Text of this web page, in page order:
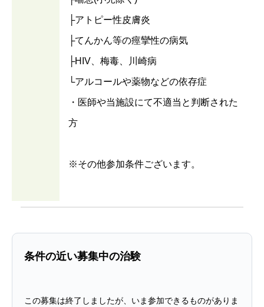
├アトピー性皮膚炎
├てんかん等の痙攣性の病気
├HIV、梅毒、川崎病
└アルコールや薬物などの依存症
・医師や当施設にて不適当と判断された
方
※その他参加条件ございます。
条件の近い募集中の治験
この募集は終了しましたが、いま参加できるものがありま